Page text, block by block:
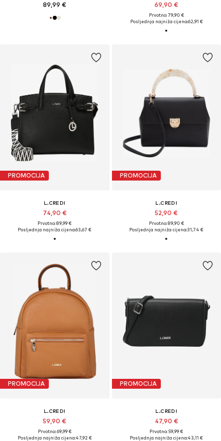
89,99 € 69,90 €
Prvotno: 79,90 €
Posljednja najniža cijena:62,91 €
PROMOCIJA
L.CREDI
74,90 €
Prvotno: 89,99 €
Posljednja najniža cijena:63,67 €
PROMOCIJA
L.CREDI
52,90 €
Prvotno: 89,90 €
Posljednja najniža cijena:31,74 €
PROMOCIJA
L.CREDI
59,90 €
Prvotno: 69,99 €
Posljednja najniža cijena:47,92 €
PROMOCIJA
L.CREDI
47,90 €
Prvotno: 59,99 €
Posljednja najniža cijena:43,11 €